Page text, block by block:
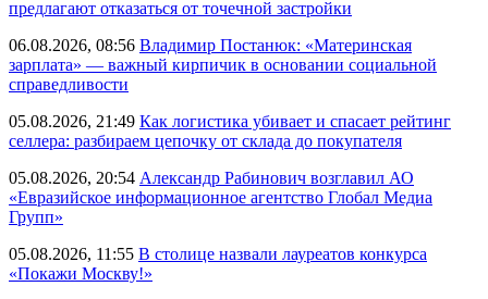
предлагают отказаться от точечной застройки
06.08.2026, 08:56 Владимир Постанюк: «Материнская
зарплата» — важный кирпичик в основании социальной
справедливости
05.08.2026, 21:49 Как логистика убивает и спасает рейтинг
селлера: разбираем цепочку от склада до покупателя
05.08.2026, 20:54 Александр Рабинович возглавил АО
«Евразийское информационное агентство Глобал Медиа
Групп»
05.08.2026, 11:55 В столице назвали лауреатов конкурса
«Покажи Москву!»